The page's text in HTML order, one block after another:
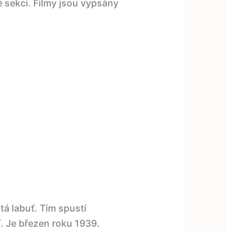
Filmy jsou vypsány
labuť. Tím spustí
březen roku 1939.